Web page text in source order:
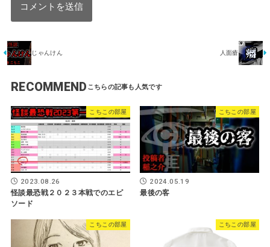
じゃんけん 人面瘡
RECOMMEND
こちこの部屋
2023.08.26
怪談最恐戦２０２３本戦でのエピ
ソード
こちこの部屋
2024.05.19
最後の客
こちこの部屋 こちこの部屋